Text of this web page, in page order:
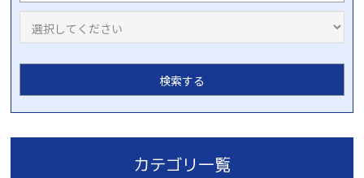
カテゴリ一覧